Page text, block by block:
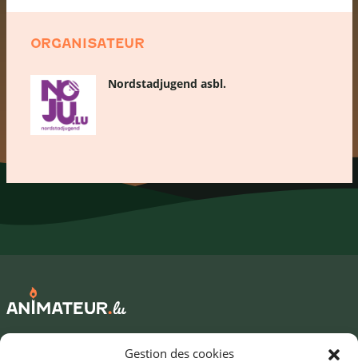
Gestion des cookies
ORGANISATEUR
Nordstadjugend asbl.
Mentions légales